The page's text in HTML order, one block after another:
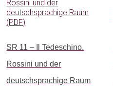
SR 11 – Il Tedeschino.
Rossini und der
deutschsprachige Raum